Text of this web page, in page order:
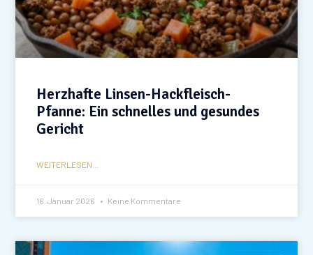
Herzhafte Linsen-Hackfleisch-
Pfanne: Ein schnelles und gesundes
Gericht
WEITERLESEN...
16. Januar 2026 Keine Kommentare